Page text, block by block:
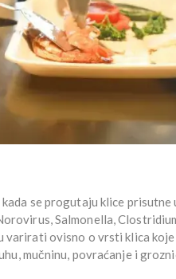
se progutaju klice
Salmonella,
varirati ovisno o vrsti klica
mučninu, povraćanje i